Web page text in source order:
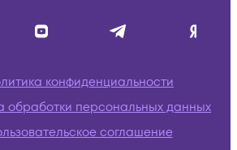
конфиденциальности
обработки персональных данных
соглашение